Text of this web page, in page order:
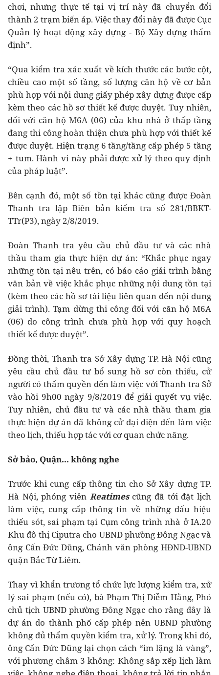
chơi, nhưng thực tế tại vị trí này đã chuyển đổi
thành 2 trạm biến áp. Việc thay đổi này đã được Cục
Quản lý hoạt động xây dựng - Bộ Xây dựng thẩm
định”.
“Qua kiểm tra xác xuất về kích thước các bước cột,
chiều cao một số tầng, số lượng căn hộ về cơ bản
phù hợp với nội dung giấy phép xây dựng được cấp
kèm theo các hồ sơ thiết kế được duyệt. Tuy nhiên,
đối với căn hộ M6A (06) của khu nhà ở thấp tầng
đang thi công hoàn thiện chưa phù hợp với thiết kế
được duyệt. Hiện trạng 6 tầng/tầng cấp phép 5 tầng
+ tum. Hành vi này phải được xử lý theo quy định
của pháp luật”.
Bên cạnh đó, một số tồn tại khác cũng được Đoàn
Thanh tra lập Biên bản kiểm tra số 281/BBKT-
TTr(P3), ngày 2/8/2019.
Đoàn Thanh tra yêu cầu chủ đầu tư và các nhà
thầu tham gia thực hiện dự án: “Khắc phục ngay
những tồn tại nêu trên, có báo cáo giải trình bằng
văn bản về việc khắc phục những nội dung tồn tại
(kèm theo các hồ sơ tài liệu liên quan đến nội dung
giải trình). Tạm dừng thi công đối với căn hộ M6A
(06) do công trình chưa phù hợp với quy hoạch
thiết kế được duyệt”.
Đồng thời, Thanh tra Sở Xây dựng TP. Hà Nội cũng
yêu cầu chủ đầu tư bổ sung hồ sơ còn thiếu, cử
người có thẩm quyền đến làm việc với Thanh tra Sở
vào hồi 9h00 ngày 9/8/2019 để giải quyết vụ việc.
Tuy nhiên, chủ đầu tư và các nhà thầu tham gia
thực hiện dự án đã không cử đại diện đến làm việc
theo lịch, thiếu hợp tác với cơ quan chức năng.
Sở bảo, Quận... không nghe
Trước khi cung cấp thông tin cho Sở Xây dựng TP.
Hà Nội, phóng viên Reatimescũng đã tới đặt lịch
làm việc, cung cấp thông tin về những dấu hiệu
thiếu sót, sai phạm tại Cụm công trình nhà ở IA.20
Khu đô thị Ciputra cho UBND phường Đông Ngạc và
ông Cấn Đức Dũng, Chánh văn phòng HĐND-UBND
quận Bắc Từ Liêm.
Thay vì khẩn trương tổ chức lực lượng kiểm tra, xử
lý sai phạm (nếu có), bà Phạm Thị Diễm Hằng, Phó
chủ tịch UBND phường Đông Ngạc cho rằng đây là
dự án do thành phố cấp phép nên UBND phường
không đủ thẩm quyền kiểm tra, xử lý. Trong khi đó,
ông Cấn Đức Dũng lại chọn cách “im lặng là vàng”,
với phương châm 3 không: Không sắp xếp lịch làm